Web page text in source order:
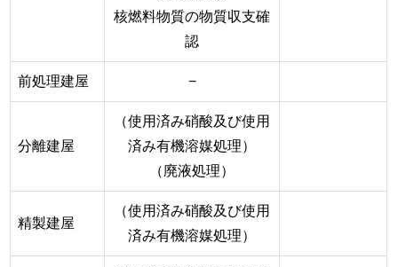
核燃料物質の物質収支確
認
前処理建屋 −
分離建屋
（使用済み硝酸及び使用
済み有機溶媒処理）
（廃液処理）
精製建屋
（使用済み硝酸及び使用
済み有機溶媒処理）